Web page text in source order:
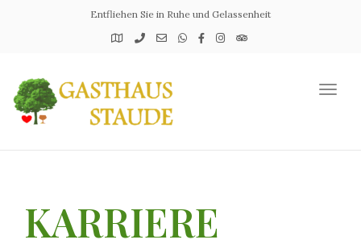
Entfliehen Sie in Ruhe und Gelassenheit
KARRIERE